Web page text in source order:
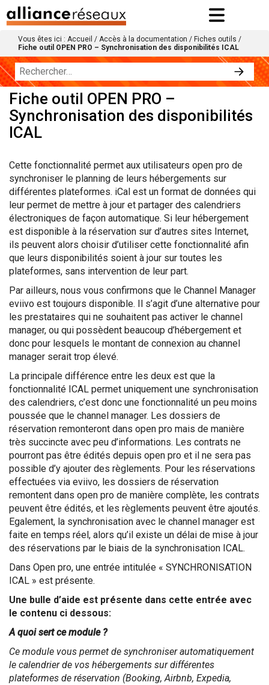
Vous êtes ici : Accueil / Accès à la documentation / Fiches outils /
Fiche outil OPEN PRO – Synchronisation des disponibilités ICAL
Fiche outil OPEN PRO –
Synchronisation des disponibilités
ICAL
Cette fonctionnalité permet aux utilisateurs open pro de
synchroniser le planning de leurs hébergements sur
différentes plateformes. iCal est un format de données qui
leur permet de mettre à jour et partager des calendriers
électroniques de façon automatique. Si leur hébergement
est disponible à la réservation sur d’autres sites Internet,
ils peuvent alors choisir d’utiliser cette fonctionnalité afin
que leurs disponibilités soient à jour sur toutes les
plateformes, sans intervention de leur part.
Par ailleurs, nous vous confirmons que le Channel Manager
eviivo est toujours disponible. Il s’agit d’une alternative pour
les prestataires qui ne souhaitent pas activer le channel
manager, ou qui possèdent beaucoup d’hébergement et
donc pour lesquels le montant de connexion au channel
manager serait trop élevé.
La principale différence entre les deux est que la
fonctionnalité ICAL permet uniquement une synchronisation
des calendriers, c’est donc une fonctionnalité un peu moins
poussée que le channel manager. Les dossiers de
réservation remonteront dans open pro mais de manière
très succincte avec peu d’informations. Les contrats ne
pourront pas être édités depuis open pro et il ne sera pas
possible d’y ajouter des règlements. Pour les réservations
effectuées via eviivo, les dossiers de réservation
remontent dans open pro de manière complète, les contrats
peuvent être édités, et les règlements peuvent être ajoutés.
Egalement, la synchronisation avec le channel manager est
faite en temps réel, alors qu’il existe un délai de mise à jour
des réservations par le biais de la synchronisation ICAL.
Dans Open pro, une entrée intitulée « SYNCHRONISATION
ICAL » est présente.
Une bulle d’aide est présente dans cette entrée avec
le contenu ci dessous:
A quoi sert ce module ?
Ce module vous permet de synchroniser automatiquement
le calendrier de vos hébergements sur différentes
plateformes de réservation (Booking, Airbnb, Expedia,